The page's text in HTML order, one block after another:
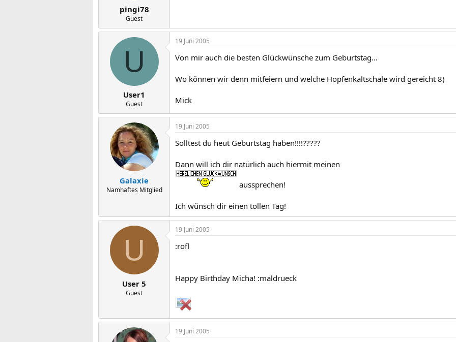
pingi78
Guest
U
User1
Guest
19 Juni 2005
Von mir auch die besten Glückwünsche zum Geburtstag...
Wo können wir denn mitfeiern und welche Hopfenkaltschale wird gereicht 8)
Mick
Galaxie
Namhaftes Mitglied
19 Juni 2005
Solltest du heut Geburtstag haben!!!!?????
Dann will ich dir natürlich auch hiermit meinen
aussprechen!
Ich wünsch dir einen tollen Tag!
U
User 5
Guest
19 Juni 2005
:rofl
Happy Birthday Micha! :maldrueck
19 Juni 2005